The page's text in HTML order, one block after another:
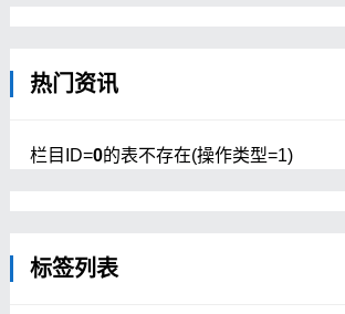
热门资讯
栏目ID=0的表不存在(操作类型=1)
标签列表